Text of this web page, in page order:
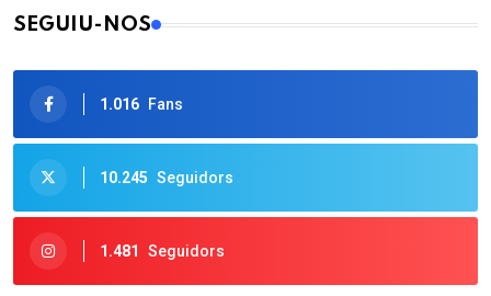
SEGUIU-NOS
1.016 Fans
10.245 Seguidors
1.481 Seguidors